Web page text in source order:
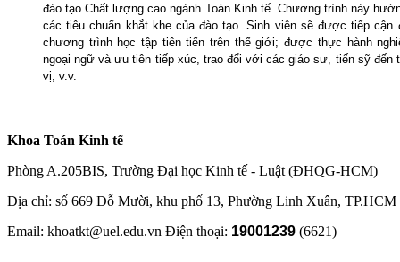
đào tạo Chất lượng cao ngành Toán Kinh tế. Chương trình này
các tiêu chuẩn khắt khe của đào tạo. Sinh viên sẽ được tiếp cận
chương trình học tập tiên tiến trên thế giới; được thực hành
ngoại ngữ và ưu tiên tiếp xúc, trao đổi với các giáo sư, tiến sỹ
vị, v.v.
Khoa Toán Kinh tế
Phòng A.205BIS, Trường Đại học Kinh tế - Luật (ĐHQG-HCM)
Địa chỉ: số 669 Đỗ Mười, khu phố 13, Phường Linh Xuân, TP.HCM
Email: khoatkt@uel.edu.vn Điện thoại: 19001239 (6621)